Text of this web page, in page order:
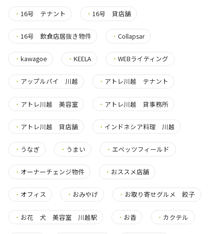
・ 16号 テナント ・16号 貸店舗
・ 16号 飲食店居抜き物件 ・Collapsar
・ kawagoe ・KEELA ・WEBライティング
・ アップルパイ 川越 ・ アトレ川越 テナント
・ アトレ川越 美容室 ・ アトレ川越 貸事務所
・ アトレ川越 貸店舗 ・ インドネシア料理 川越
・ うなぎ ・ うまい ・ エベッツフィールド
・ オーナーチェンジ物件 ・ おススメ店舗
・ オフィス ・ おみやげ ・ お取り寄せグルメ 餃子
・ お花 犬 美容室 川越駅 ・ お香 ・ カクテル